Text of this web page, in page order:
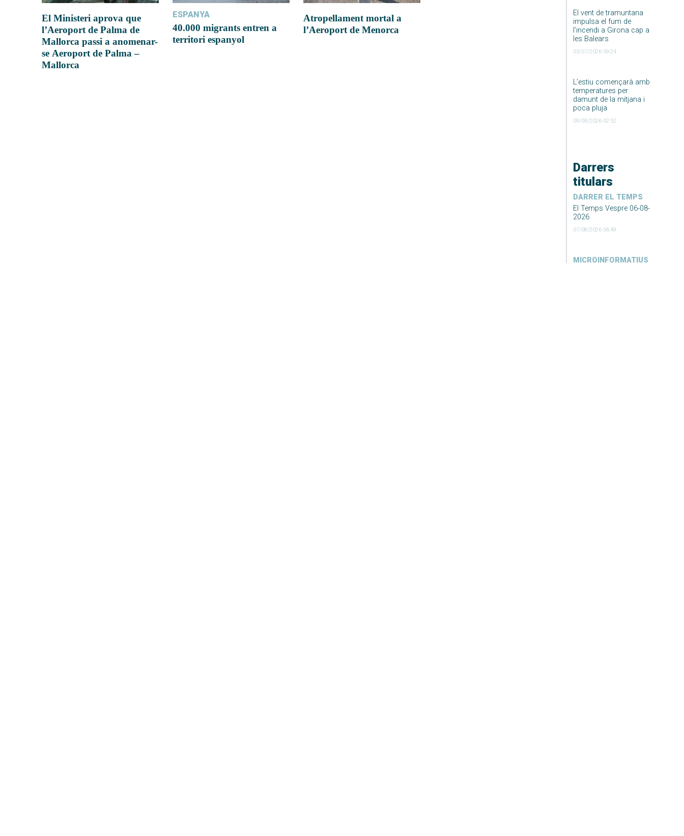
El vent de tramuntana
impulsa el fum de
l’incendi a Girona cap a
les Balears
03/07/2026 09:24
L’estiu començarà amb
temperatures per
damunt de la mitjana i
poca pluja
09/06/2026 02:52
Darrers
titulars
DARRER EL TEMPS
El Temps Vespre 06-08-
2026
07/08/2026 06:49
MICROINFORMATIUS
El Ministeri aprova que
l’Aeroport de Palma de
Mallorca passi a anomenar-
se Aeroport de Palma –
Mallorca
ESPANYA
40.000 migrants entren a
territori espanyol
Atropellament mortal a
l’Aeroport de Menorca